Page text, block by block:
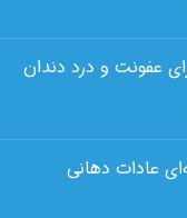
عفونت و درد دندان
عادات دهانی